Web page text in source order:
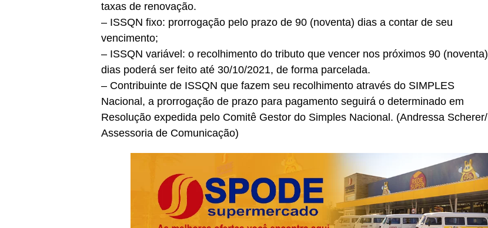
taxas de renovação.
– ISSQN fixo: prorrogação pelo prazo de 90 (noventa) dias a contar de seu
vencimento;
– ISSQN variável: o recolhimento do tributo que vencer nos próximos 90 (noventa)
dias poderá ser feito até 30/10/2021, de forma parcelada.
– Contribuinte de ISSQN que fazem seu recolhimento através do SIMPLES
Nacional, a prorrogação de prazo para pagamento seguirá o determinado em
Resolução expedida pelo Comitê Gestor do Simples Nacional. (Andressa Scherer/
Assessoria de Comunicação)